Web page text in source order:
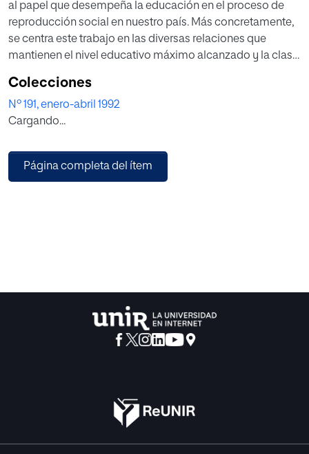
al papel que desempeña la educación en el proceso de
reproducción social en nuestro país. Más concretamente,
se centra este trabajo en las diversas relaciones que
mantienen el nivel educativo máximo alcanzado y la clase
de carácter fundamentalmente empírico, cuya fuente de
información es una encuesta realizada por el Centro de
investigación sobre la realidad social, en octubre de 1990.
Colecciones
Nº 191, enero-abril 1992
Cargando...
Página completa del ítem